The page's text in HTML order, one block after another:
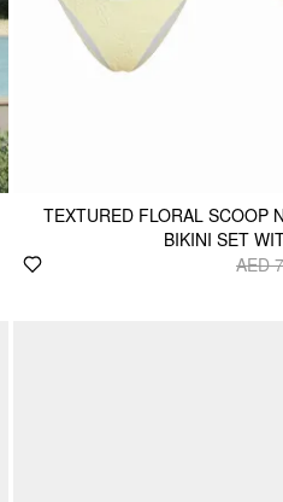
TEXTURED FLORAL SCOOP
BIKINI SET
AED